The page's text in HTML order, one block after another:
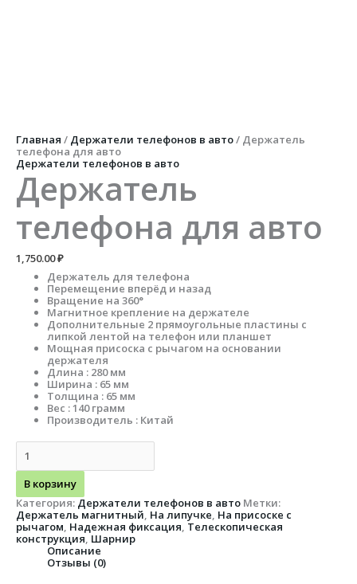
Главная / Держатели телефонов в авто/ Держатель
телефона для авто
Держатели телефонов в авто
Держатель
телефона для авто
1,750.00₽
Держатель для телефона
Перемещение вперёд и назад
Вращение на 360°
Магнитное крепление на держателе
Дополнительные 2 прямоугольные пластины с
липкой лентой на телефон или планшет
Мощная присоска с рычагом на основании
держателя
Длина : 280 мм
Ширина : 65 мм
Толщина : 65 мм
Вес : 140 грамм
Производитель : Китай
В корзину
Категория: Держатели телефонов в авто Метки:
Держатель магнитный, На липучке, На присоске с
рычагом, Надежная фиксация, Телескопическая
конструкция, Шарнир
Описание
Отзывы (0)